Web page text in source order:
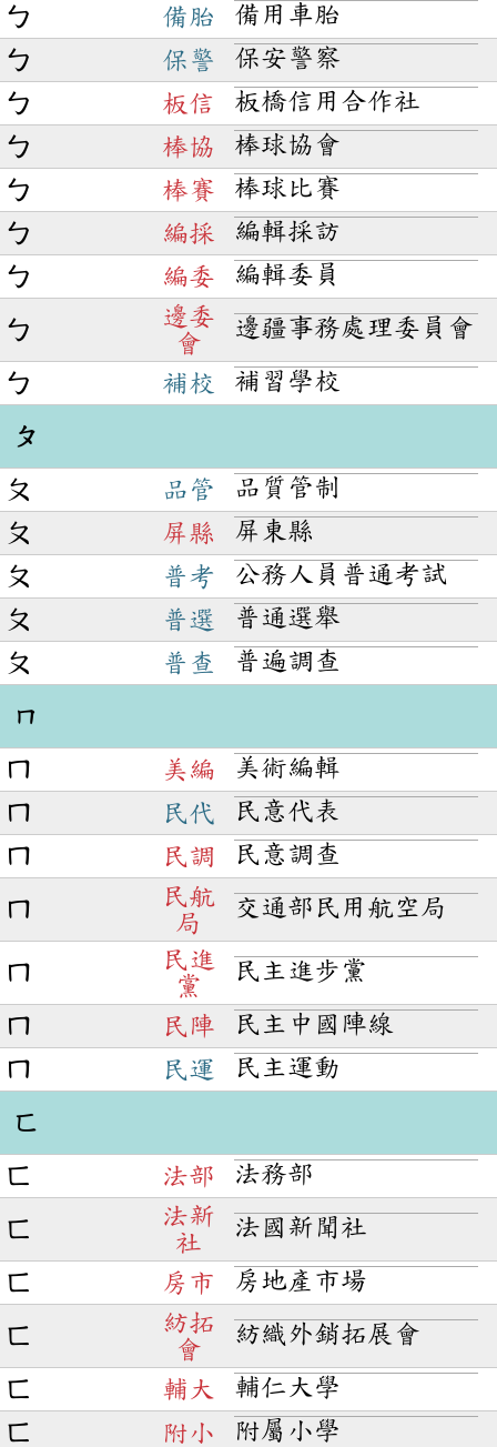
ㄅ
備胎
備用車胎
ㄅ
保警
保安警察
ㄅ
板信
板橋信用合作社
ㄅ
棒協
棒球協會
ㄅ
棒賽
棒球比賽
ㄅ
編採
編輯採訪
ㄅ
編委 編輯委員
ㄅ
邊委
會
邊疆事務處理委員會
ㄅ 補校 補習學校
ㄆ
ㄆ 品管
品質管制
ㄆ
屏縣
屏東縣
ㄆ
普考
公務人員普通考試
ㄆ
普選
普通選舉
ㄆ
普查 普遍調查
ㄇ
ㄇ 美編
美術編輯
ㄇ
民代
民意代表
ㄇ
民調 民意調查
ㄇ
民航
局
交通部民用航空局
ㄇ
民進
黨
民主進步黨
ㄇ 民陣
民主中國陣線
ㄇ
民運 民主運動
ㄈ
ㄈ 法部 法務部
ㄈ
法新
社
法國新聞社
ㄈ 房市 房地產市場
ㄈ
紡拓
會
紡織外銷拓展會
ㄈ 輔大
輔仁大學
ㄈ
附小
附屬小學